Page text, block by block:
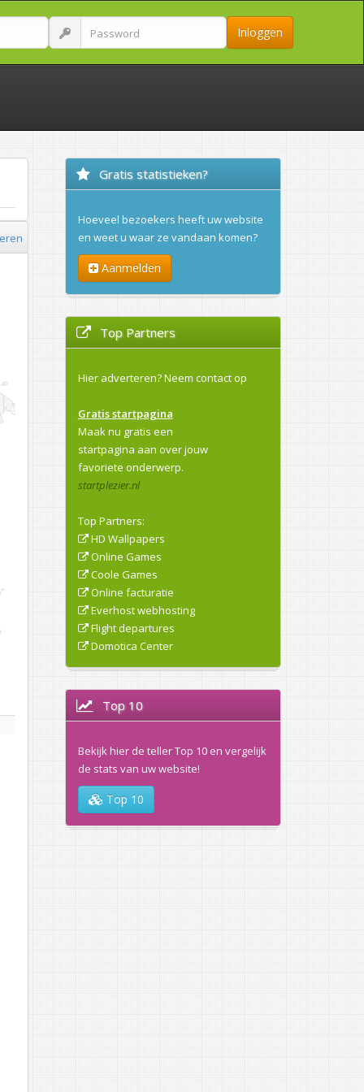
Inloggen
Gratis statistieken?
Hoeveel bezoekers heeft uw website
en weet u waar ze vandaan komen?
Aanmelden
Top Partners
Hier adverteren?Neem contact op
Gratis startpagina
Maak nu gratis een
startpagina aan over jouw
favoriete onderwerp.
startplezier.nl
Top Partners:
HD Wallpapers
Online Games
Coole Games
Online facturatie
Everhost webhosting
Flight departures
Domotica Center
Top 10
Bekijk hier de teller Top 10 en vergelijk
de stats van uw website!
Top 10